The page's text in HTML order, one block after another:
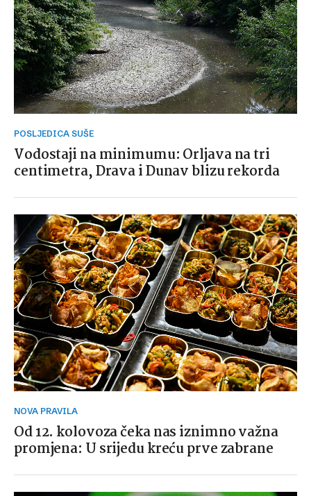
POSLJEDICA SUŠE
Vodostaji na minimumu: Orljava na tri
centimetra, Drava i Dunav blizu rekorda
NOVA PRAVILA
Od 12. kolovoza čeka nas iznimno važna
promjena: U srijedu kreću prve zabrane